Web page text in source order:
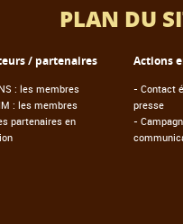
PLAN DU
/ partenaires
: les membres
: les membres
partenaires en
Actions
- Contact
presse
-